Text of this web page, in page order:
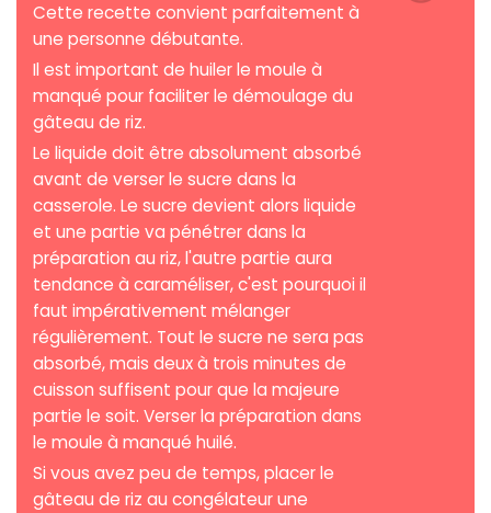
Cette recette convient parfaitement à
une personne débutante.
Il est important de huiler le moule à
manqué pour faciliter le démoulage du
gâteau de riz.
Le liquide doit être absolument absorbé
avant de verser le sucre dans la
casserole. Le sucre devient alors liquide
et une partie va pénétrer dans la
préparation au riz, l'autre partie aura
tendance à caraméliser, c'est pourquoi il
faut impérativement mélanger
régulièrement. Tout le sucre ne sera pas
absorbé, mais deux à trois minutes de
cuisson suffisent pour que la majeure
partie le soit. Verser la préparation dans
le moule à manqué huilé.
Si vous avez peu de temps, placer le
gâteau de riz au congélateur une